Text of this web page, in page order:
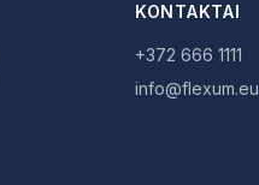
KONTAKTAI
+372 666 1111
info@flexum.eu